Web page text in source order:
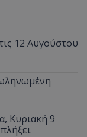
12 Αυγούστου
Κυριακή 9